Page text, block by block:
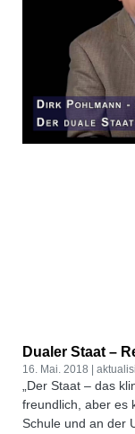
Dualer Staat –
16. Mai. 2018
„Der Staat – das
freundlich, aber es
Schule und an der